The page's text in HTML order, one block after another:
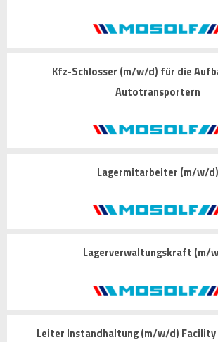
Kfz-Schlosser (m/w/d) für die
Autotransportern
Lagermitarbeiter (m/w/d)
Lagerverwaltungskraft (m/
Leiter Instandhaltung (m/w/d) Facility